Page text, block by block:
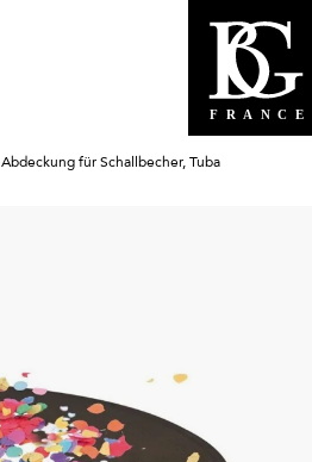
Abdeckung für Schallbecher, Tuba